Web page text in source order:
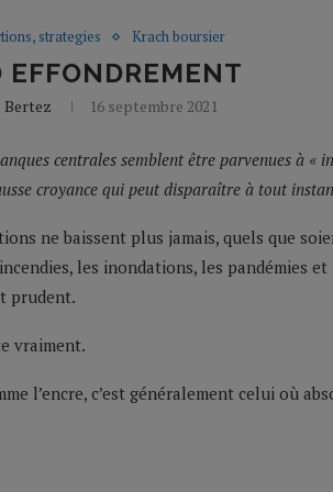
strategies Krach boursier
EFFONDREMENT
Bertez 16 septembre 2021
centrales semblent être parvenues à «
croyance qui peut disparaître à tout
ne baissent plus jamais, quels que
les inondations, les pandémies
prudent.
vraiment.
l’encre, c’est généralement celui où